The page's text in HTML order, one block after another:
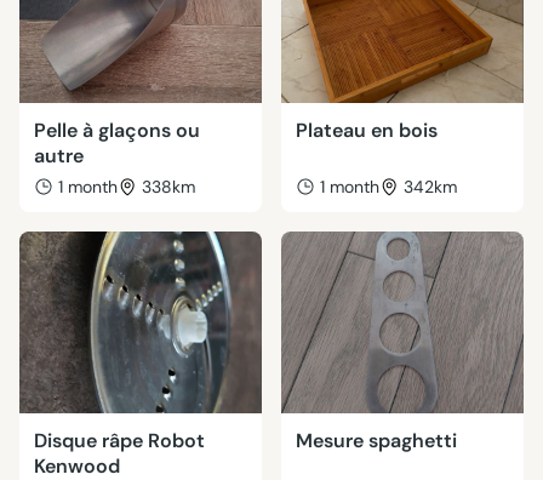
Pelle à glaçons ou
autre
1 month 338km
Plateau en bois
1 month 342km
Disque râpe Robot
Kenwood
Mesure spaghetti